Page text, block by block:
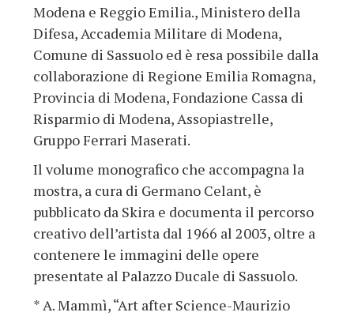
Modena e Reggio Emilia., Ministero della
Difesa, Accademia Militare di Modena,
Comune di Sassuolo ed è resa possibile dalla
collaborazione di Regione Emilia Romagna,
Provincia di Modena, Fondazione Cassa di
Risparmio di Modena, Assopiastrelle,
Gruppo Ferrari Maserati.
Il volume monografico che accompagna la
mostra, a cura di Germano Celant, è
pubblicato da Skira e documenta il percorso
creativo dell’artista dal 1966 al 2003, oltre a
contenere le immagini delle opere
presentate al Palazzo Ducale di Sassuolo.
* A. Mammì, “Art after Science-Maurizio